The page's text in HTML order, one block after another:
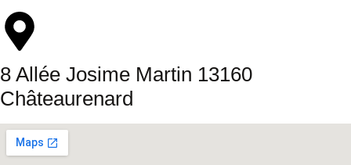
8 Allée Josime Martin 13160
Châteaurenard